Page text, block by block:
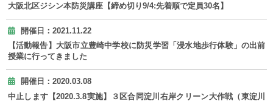
大阪北区ジシン本防災講座【締め切り9/4:先着順で定員30名】
開催日：2021.11.22
【活動報告】大阪市立豊崎中学校に防災学習「浸水地歩行体験」の出前
授業に行ってきました
開催日：2020.03.08
中止します【2020.3.8実施】３区合同淀川右岸クリーン大作戦（東淀川